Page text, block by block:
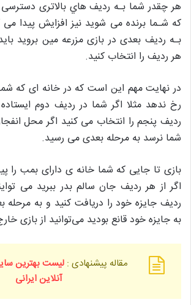
هر چقدر شما بـه ردیف هاي‌ بالاتری
که شـما برنده می شوید نیز افزایش پیدا می
بـه ردیف بعدی در بازی مزرعه مین بروید
هر ردیف را انتخاب کنید.
در نهایت مهم این است که در خانه ای که شما
رخ ندهد مثلا اگر شما در ردیف دوم
ردیف پنجم را انتخاب می کنید اگر محل
شما نرسد به مرحله بعدی می رسید.
بازی تا جایی که شما خانه ی دارای بمب را
اگر از هر ردیف جان سالم بدر ببرید می
ردیف جایزه خود را دریافت کنید و به مرحله
به جایزه خود قانع بودید می‌توانید از بازی
مقاله پیشنهادی :لیست بهترین
آنلاین ایرانی